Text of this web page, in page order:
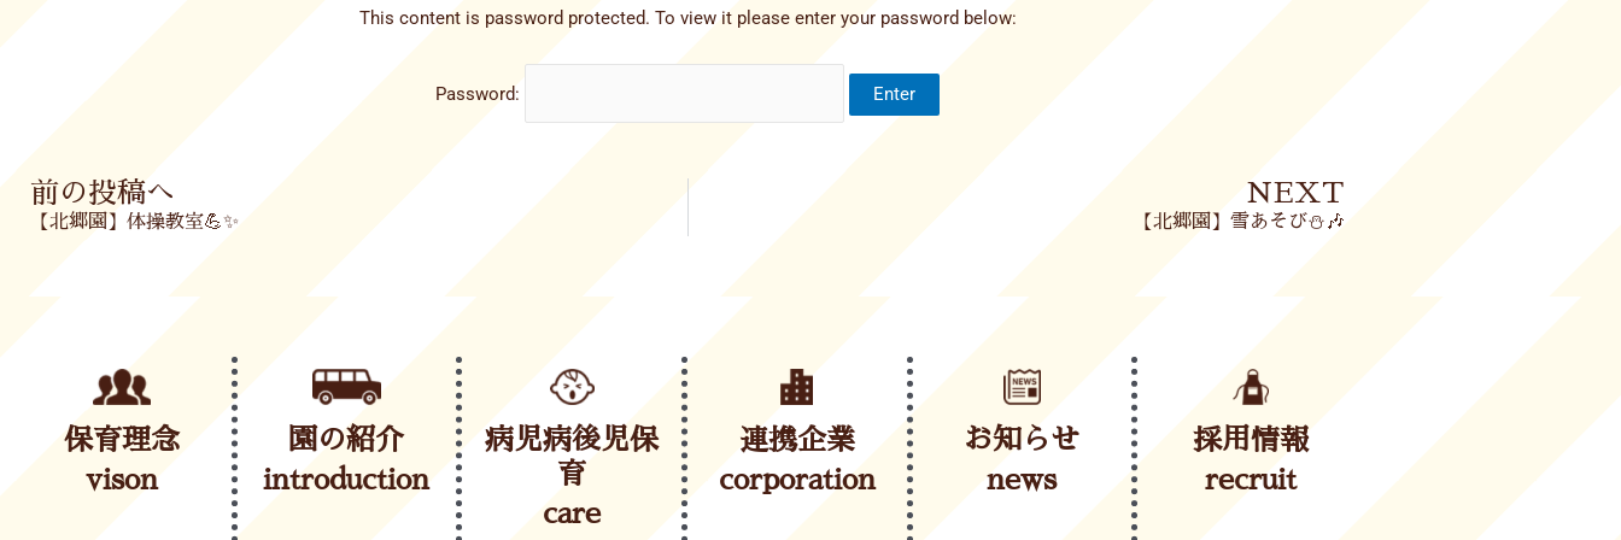
This content is password protected. To view it please enter your password below:
Password:
Prev
前の投稿へ
【北郷園】体操教室💪✨
NEXT
【北郷園】雪あそび⛄🎶
保育理念
vison
園の紹介
introduction
病児病後児保
育
care
連携企業
corporation
お知らせ
news
採用情報
recruit